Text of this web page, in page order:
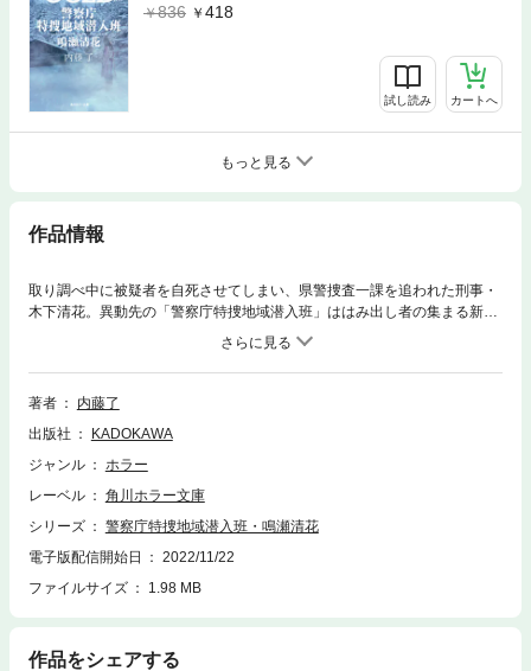
836
418
試し読み カートへ
もっと見る
作品情報
取り調べ中に被疑者を自死させてしまい、県警捜査一課を追われた刑事・
木下清花。異動先の「警察庁特捜地域潜入班」ははみ出し者の集まる新設
部署だった……。栃木の村落で発生していた「児童連続神隠し事件」の真
相を追い、清花たちは潜入捜査を開始する！
著者
内藤了
出版社
KADOKAWA
ジャンル
ホラー
レーベル
角川ホラー文庫
シリーズ
警察庁特捜地域潜入班・鳴瀬清花
電子版配信開始日
2022/11/22
ファイルサイズ
1.98 MB
作品をシェアする